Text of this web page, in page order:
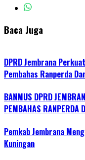
Baca Juga
DPRD Jembrana
Pembahas Ranperda
BANMUS DPRD
PEMBAHAS RANPERDA
Pemkab Jembrana
Kuningan